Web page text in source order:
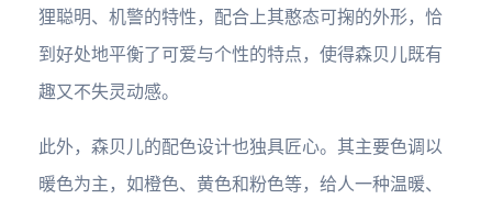
狸聪明、机警的特性，配合上其憨态可掬的外形，恰
到好处地平衡了可爱与个性的特点，使得森贝儿既有
趣又不失灵动感。
此外，森贝儿的配色设计也独具匠心。其主要色调以
暖色为主，如橙色、黄色和粉色等，给人一种温暖、